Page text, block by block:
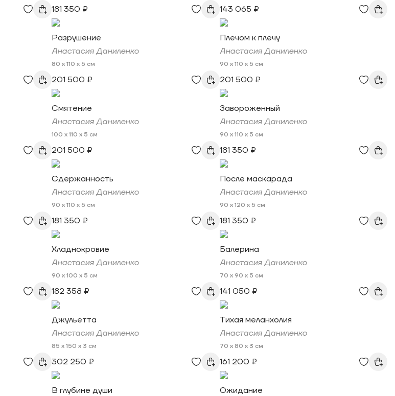
181 350 ₽
Разрушение
Анастасия Даниленко
80 x 110 x 5 см
201 500 ₽
Смятение
Анастасия Даниленко
100 x 110 x 5 см
201 500 ₽
Сдержанность
Анастасия Даниленко
90 x 110 x 5 см
181 350 ₽
Хладнокровие
Анастасия Даниленко
90 x 100 x 5 см
182 358 ₽
Джульетта
Анастасия Даниленко
85 x 150 x 3 см
302 250 ₽
В глубине души
143 065 ₽
Плечом к плечу
Анастасия Даниленко
90 x 110 x 5 см
201 500 ₽
Завороженный
Анастасия Даниленко
90 x 110 x 5 см
181 350 ₽
После маскарада
Анастасия Даниленко
90 x 120 x 5 см
181 350 ₽
Балерина
Анастасия Даниленко
70 x 90 x 5 см
141 050 ₽
Тихая меланхолия
Анастасия Даниленко
70 x 80 x 3 см
161 200 ₽
Ожидание